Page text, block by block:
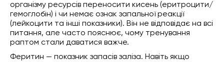
організму ресурсів переносити кисень (еритроцити/
гемоглобін) і чи немає ознак запальної реакції
(лейкоцити та інші показники). Він не відповідає на всі
питання, але часто пояснює, чому тренування
раптом стали даватися важче.
Феритин — показник запасів заліза. Навіть якщо